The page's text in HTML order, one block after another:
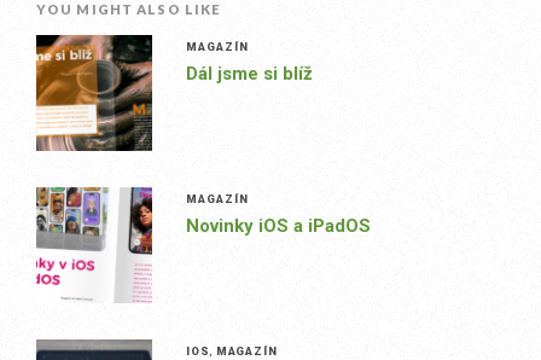
YOU MIGHT ALSO LIKE
MAGAZÍN
Dál jsme si blíž
MAGAZÍN
Novinky iOS a iPadOS
IOS MAGAZÍN